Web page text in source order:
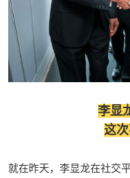
李显
这次
就在昨天，李显龙在社交